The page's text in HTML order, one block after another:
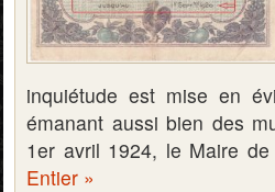
inquiétude est mise en
émanant aussi bien des
1er avril 1924, le Maire
Entier »